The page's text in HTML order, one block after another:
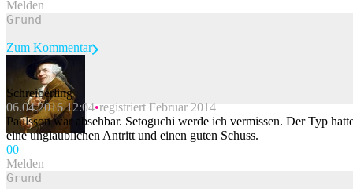
Melden
Beitrag melden
Zum Kommentar
Schreiberling
06.04.2016 12:04 registriert Februar 2014
Paulsson war absehbar. Setoguchi werde ich vermissen. Der Typ
eine unglaublichen Antritt und einen guten Schuss.
00
Melden